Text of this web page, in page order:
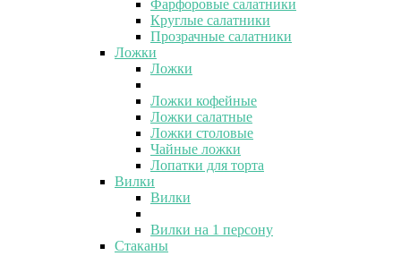
Фарфоровые салатники
Круглые салатники
Прозрачные салатники
Ложки
Ложки
Ложки кофейные
Ложки салатные
Ложки столовые
Чайные ложки
Лопатки для торта
Вилки
Вилки
Вилки на 1 персону
Стаканы